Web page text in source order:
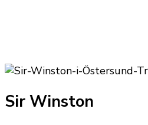
Sir Winston